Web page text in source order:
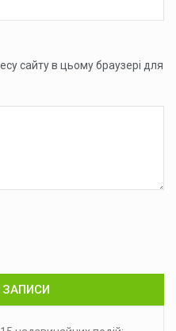
сайту в цьому браузері для
ЗАПИСИ